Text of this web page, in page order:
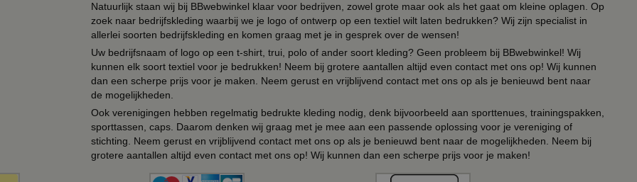
Natuurlijk staan wij bij BBwebwinkel klaar voor bedrijven, zowel grote maar ook als het gaat om kleine oplagen. Op
zoek naar bedrijfskleding waarbij we je logo of ontwerp op een textiel wilt laten bedrukken? Wij zijn specialist in
allerlei soorten bedrijfskleding en komen graag met je in gesprek over de wensen!
Uw bedrijfsnaam of logo op een t-shirt, trui, polo of ander soort kleding? Geen probleem bij BBwebwinkel! Wij
kunnen elk soort textiel voor je bedrukken! Neem bij grotere aantallen altijd even contact met ons op! Wij kunnen
dan een scherpe prijs voor je maken. Neem gerust en vrijblijvend contact met ons op als je benieuwd bent naar
de mogelijkheden.
Ook verenigingen hebben regelmatig bedrukte kleding nodig, denk bijvoorbeeld aan sporttenues, trainingspakken,
sporttassen, caps. Daarom denken wij graag met je mee aan een passende oplossing voor je vereniging of
stichting. Neem gerust en vrijblijvend contact met ons op als je benieuwd bent naar de mogelijkheden. Neem bij
grotere aantallen altijd even contact met ons op! Wij kunnen dan een scherpe prijs voor je maken!